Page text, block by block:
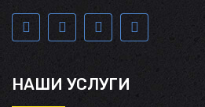
НАШИ УСЛУГИ